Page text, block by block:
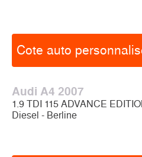
Cote auto
Audi A4 2007
1.9 TDI 115 ADVANCE
Diesel - Berline